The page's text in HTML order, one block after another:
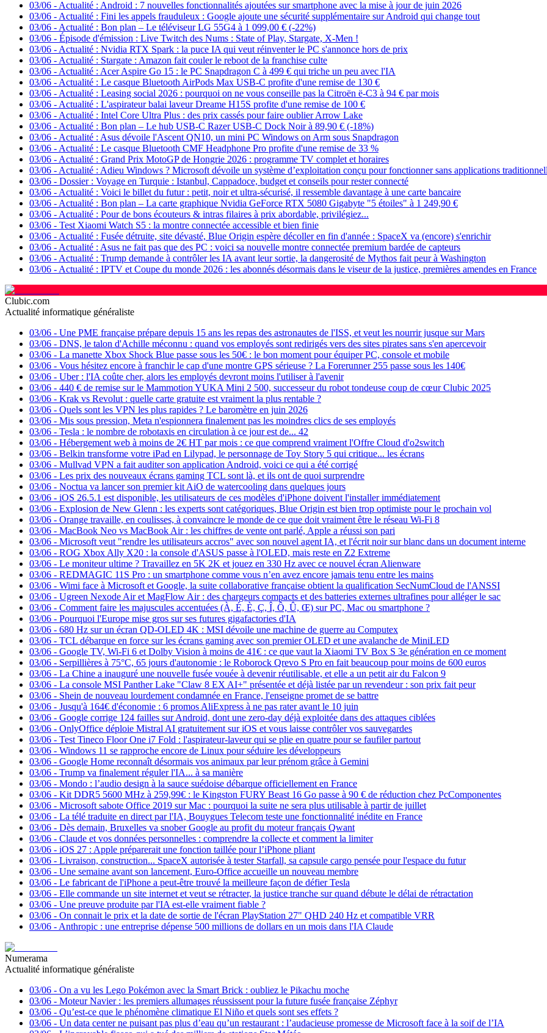
03/06 - Actualité : Android : 7 nouvelles fonctionnalités ajoutées sur smartphone avec la mise à jour de juin 2026
03/06 - Actualité : Fini les appels frauduleux : Google ajoute une sécurité supplémentaire sur Android qui change tout
03/06 - Actualité : Bon plan – Le téléviseur LG 55G4 à 1 099,00 € (-22%)
03/06 - Épisode d'émission : Live Twitch des Nums : State of Play, Stargate, X-Men !
03/06 - Actualité : Nvidia RTX Spark : la puce IA qui veut réinventer le PC s'annonce hors de prix
03/06 - Actualité : Stargate : Amazon fait couler le reboot de la franchise culte
03/06 - Actualité : Acer Aspire Go 15 : le PC Snapdragon C à 499 € qui triche un peu avec l'IA
03/06 - Actualité : Le casque Bluetooth AirPods Max USB-C profite d'une remise de 130 €
03/06 - Actualité : Leasing social 2026 : pourquoi on ne vous conseille pas la Citroën ë-C3 à 94 € par mois
03/06 - Actualité : L'aspirateur balai laveur Dreame H15S profite d'une remise de 100 €
03/06 - Actualité : Intel Core Ultra Plus : des prix cassés pour faire oublier Arrow Lake
03/06 - Actualité : Bon plan – Le hub USB-C Razer USB-C Dock Noir à 89,90 € (-18%)
03/06 - Actualité : Asus dévoile l'Ascent QN10, un mini PC Windows on Arm sous Snapdragon
03/06 - Actualité : Le casque Bluetooth CMF Headphone Pro profite d'une remise de 33 %
03/06 - Actualité : Grand Prix MotoGP de Hongrie 2026 : programme TV complet et horaires
03/06 - Actualité : Adieu Windows ? Microsoft dévoile un système d’exploitation conçu pour fonctionner sans applications
03/06 - Dossier : Voyage en Turquie : Istanbul, Cappadoce, budget et conseils pour rester connecté
03/06 - Actualité : Voici le billet du futur : petit, noir et ultra-sécurisé, il ressemble davantage à une carte bancaire
03/06 - Actualité : Bon plan – La carte graphique Nvidia GeForce RTX 5080 Gigabyte "5 étoiles" à 1 249,90 €
03/06 - Actualité : Pour de bons écouteurs & intras filaires à prix abordable, privilégiez...
03/06 - Test Xiaomi Watch S5 : la montre connectée accessible et bien finie
03/06 - Actualité : Fusée détruite, site dévasté, Blue Origin espère décoller en fin d'année : SpaceX va (encore) s'enrichir
03/06 - Actualité : Asus ne fait pas que des PC : voici sa nouvelle montre connectée premium bardée de capteurs
03/06 - Actualité : Trump demande à contrôler les IA avant leur sortie, la dangerosité de Mythos fait peur à Washington
03/06 - Actualité : IPTV et Coupe du monde 2026 : les abonnés désormais dans le viseur de la justice, premières amendes en France
Clubic.com
Actualité informatique généraliste
03/06 - Une PME française prépare depuis 15 ans les repas des astronautes de l'ISS, et veut les nourrir jusque sur Mars
03/06 - DNS, le talon d'Achille méconnu : quand vos employés sont redirigés vers des sites pirates sans s'en apercevoir
03/06 - La manette Xbox Shock Blue passe sous les 50€ : le bon moment pour équiper PC, console et mobile
03/06 - Vous hésitez encore à franchir le cap d'une montre GPS sérieuse ? La Forerunner 255 passe sous les 140€
03/06 - Uber : l'IA coûte cher, alors les employés devront moins l'utiliser à l'avenir
03/06 - 440 € de remise sur le Mammotion YUKA Mini 2 500, successeur du robot tondeuse coup de cœur Clubic 2025
03/06 - Krak vs Revolut : quelle carte gratuite est vraiment la plus rentable ?
03/06 - Quels sont les VPN les plus rapides ? Le baromètre en juin 2026
03/06 - Mis sous pression, Meta n'espionnera finalement pas les moindres clics de ses employés
03/06 - Tesla : le nombre de robotaxis en circulation à ce jour est de... 42
03/06 - Hébergement web à moins de 2€ HT par mois : ce que comprend vraiment l'Offre Cloud d'o2switch
03/06 - Belkin transforme votre iPad en Lilypad, le personnage de Toy Story 5 qui critique... les écrans
03/06 - Mullvad VPN a fait auditer son application Android, voici ce qui a été corrigé
03/06 - Les prix des nouveaux écrans gaming TCL sont là, et ils ont de quoi surprendre
03/06 - Noctua va lancer son premier kit AiO de watercooling dans quelques jours
03/06 - iOS 26.5.1 est disponible, les utilisateurs de ces modèles d'iPhone doivent l'installer immédiatement
03/06 - Explosion de New Glenn : les experts sont catégoriques, Blue Origin est bien trop optimiste pour le prochain vol
03/06 - Orange travaille, en coulisses, à convaincre le monde de ce que doit vraiment être le réseau Wi-Fi 8
03/06 - MacBook Neo vs MacBook Air : les chiffres de vente ont parlé, Apple a réussi son pari
03/06 - Microsoft veut "rendre les utilisateurs accros" avec son nouvel agent IA, et l'écrit noir sur blanc dans un document interne
03/06 - ROG Xbox Ally X20 : la console d'ASUS passe à l'OLED, mais reste en Z2 Extreme
03/06 - Le moniteur ultime ? Travaillez en 5K 2K et jouez en 330 Hz avec ce nouvel écran Alienware
03/06 - REDMAGIC 11S Pro : un smartphone comme vous n’en avez encore jamais tenu entre les mains
03/06 - Wimi face à Microsoft et Google, la suite collaborative française obtient la qualification SecNumCloud de l'ANSSI
03/06 - Ugreen Nexode Air et MagFlow Air : des chargeurs compacts et des batteries externes ultrafines pour alléger le sac
03/06 - Comment faire les majuscules accentuées (À, É, È, Ç, Î, Ô, Û, Œ) sur PC, Mac ou smartphone ?
03/06 - Pourquoi l'Europe mise gros sur ses futures gigafactories d'IA
03/06 - 680 Hz sur un écran QD-OLED 4K : MSI dévoile une machine de guerre au Computex
03/06 - TCL débarque en force sur les écrans gaming avec son premier OLED et une avalanche de MiniLED
03/06 - Google TV, Wi-Fi 6 et Dolby Vision à moins de 41€ : ce que vaut la Xiaomi TV Box S 3e génération en ce moment
03/06 - Serpillières à 75°C, 65 jours d'autonomie : le Roborock Qrevo S Pro en fait beaucoup pour moins de 600 euros
03/06 - La Chine a inauguré une nouvelle fusée vouée à devenir réutilisable, et elle a un petit air du Falcon 9
03/06 - La console MSI Panther Lake "Claw 8 EX AI+" présentée et déjà listée par un revendeur : son prix fait peur
03/06 - Shein de nouveau lourdement condamnée en France, l'enseigne promet de se battre
03/06 - Jusqu'à 164€ d'économie : 6 promos AliExpress à ne pas rater avant le 10 juin
03/06 - Google corrige 124 failles sur Android, dont une zero-day déjà exploitée dans des attaques ciblées
03/06 - OnlyOffice déploie Mistral AI gratuitement sur iOS et vous laisse contrôler vos sauvegardes
03/06 - Test Tineco Floor One i7 Fold : l'aspirateur-laveur qui se plie en quatre pour se faufiler partout
03/06 - Windows 11 se rapproche encore de Linux pour séduire les développeurs
03/06 - Google Home reconnaît désormais vos animaux par leur prénom grâce à Gemini
03/06 - Trump va finalement réguler l'IA... à sa manière
03/06 - Mondo : l’audio design à la sauce suédoise débarque officiellement en France
03/06 - Kit DDR5 5600 MHz à 259,99€ : le Kingston FURY Beast 16 Go passe à 90 € de réduction chez PcComponentes
03/06 - Microsoft sabote Office 2019 sur Mac : pourquoi la suite ne sera plus utilisable à partir de juillet
03/06 - La télé traduite en direct par l'IA, Bouygues Telecom teste une fonctionnalité inédite en France
03/06 - Dès demain, Bruxelles va snober Google au profit du moteur français Qwant
03/06 - Claude et vos données personnelles : comprendre la collecte et comment la limiter
03/06 - iOS 27 : Apple préparerait une fonction taillée pour l’iPhone pliant
03/06 - Livraison, construction... SpaceX autorisée à tester Starfall, sa capsule cargo pensée pour l'espace du futur
03/06 - Une semaine avant son lancement, Euro-Office accueille un nouveau membre
03/06 - Le fabricant de l'iPhone a peut-être trouvé la meilleure façon de défier Tesla
03/06 - Elle commande un site internet et veut se rétracter, la justice tranche sur quand débute le délai de rétractation
03/06 - Une preuve produite par l'IA est-elle vraiment fiable ?
03/06 - On connait le prix et la date de sortie de l'écran PlayStation 27" QHD 240 Hz et compatible VRR
03/06 - Anthropic : une entreprise dépense 500 millions de dollars en un mois dans l'IA Claude
Numerama
Actualité informatique généraliste
03/06 - On a vu les Lego Pokémon avec la Smart Brick : oubliez le Pikachu moche
03/06 - Moteur Navier : les premiers allumages réussissent pour la future fusée française Zéphyr
03/06 - Qu’est-ce que le phénomène climatique El Niño et quels sont ses effets ?
03/06 - Un data center ne puisant pas plus d’eau qu’un restaurant : l’audacieuse promesse de Microsoft face à la soif de l’IA